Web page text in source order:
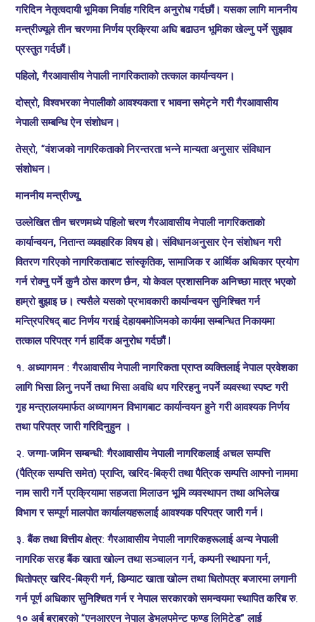
गरिदिन नेतृत्वदायी भूमिका निर्वाह गरिदिन अनुरोध गर्दछौं। यसका लागि माननीय
मन्त्रीज्यूले तीन चरणमा निर्णय प्रक्रिया अघि बढाउन भूमिका खेल्नु पर्ने सुझाव
प्रस्तुत गर्दछौं।
पहिलो, गैरआवासीय नेपाली नागरिकताको तत्काल कार्यान्वयन।
दोस्रो, विश्वभरका नेपालीको आवश्यकता र भावना समेट्ने गरी गैरआवासीय
नेपाली सम्बन्धि ऐन संशोधन।
तेस्रो, “वंशजको नागरिकताको निरन्तरता भन्ने मान्यता अनुसार संविधान
संशोधन।
माननीय मन्त्रीज्यू,
उल्लेखित तीन चरणमध्ये पहिलो चरण गैरआवासीय नेपाली नागरिकताको
कार्यान्वयन, नितान्त व्यवहारिक विषय हो। संविधानअनुसार ऐन संशोधन गरी
वितरण गरिएको नागरिकताबाट सांस्कृतिक, सामाजिक र आर्थिक अधिकार प्रयोग
गर्न रोक्नु पर्ने कुनै ठोस कारण छैन, यो केवल प्रशासनिक अनिच्छा मात्र भएको
हाम्रो बुझाइ छ। त्यसैले यसको प्रभावकारी कार्यान्वयन सुनिश्चित गर्न
मन्त्रिपरिषद् बाट निर्णय गराई देहायबमोजिमको कार्यमा सम्बन्धित निकायमा
तत्काल परिपत्र गर्न हार्दिक अनुरोध गर्दछौं l
१. अध्यागमन : गैरआवासीय नेपाली नागरिकता प्राप्त व्यक्तिलाई नेपाल प्रवेशका
लागि भिसा लिनु नपर्ने तथा भिसा अवधि थप गरिरहनु नपर्ने व्यवस्था स्पष्ट गरी
गृह मन्त्रालयमार्फत अध्यागमन विभागबाट कार्यान्वयन हुने गरी आवश्यक निर्णय
तथा परिपत्र जारी गरिदिनुहुन ।
२. जग्गा-जमिन सम्बन्धी: गैरआवासीय नेपाली नागरिकलाई अचल सम्पत्ति
(पैत्रिक सम्पत्ति समेत) प्राप्ति, खरिद-बिक्री तथा पैत्रिक सम्पत्ति आफ्नो नाममा
नाम सारी गर्ने प्रक्रियामा सहजता मिलाउन भूमि व्यवस्थापन तथा अभिलेख
विभाग र सम्पूर्ण मालपोत कार्यालयहरूलाई आवश्यक परिपत्र जारी गर्न l
३. बैंक तथा वित्तीय क्षेत्र: गैरआवासीय नेपाली नागरिकहरूलाई अन्य नेपाली
नागरिक सरह बैंक खाता खोल्न तथा सञ्चालन गर्न, कम्पनी स्थापना गर्न,
धितोपत्र खरिद-बिक्री गर्न, डिम्याट खाता खोल्न तथा धितोपत्र बजारमा लगानी
गर्न पूर्ण अधिकार सुनिश्चित गर्न र नेपाल सरकारको समन्वयमा स्थापित करिब रु.
१० अर्ब बराबरको “एनआरएन नेपाल डेभलपमेन्ट फण्ड लिमिटेड” लाई